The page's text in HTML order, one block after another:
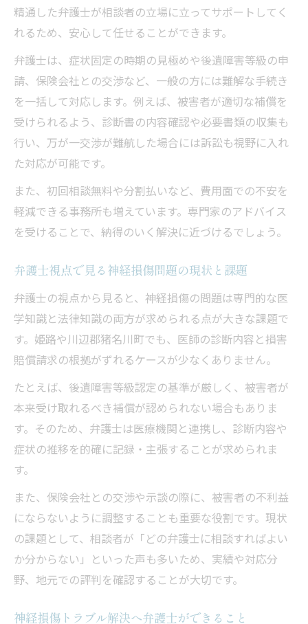
弁護士と相談時に準備すべき情報まとめ
交通事故後の神経問題にも弁護士が力に
交通事故後の神経損傷に弁護士ができる支
援
弁護士が解決する交通事故の神経問題とは
交通事故被害者が弁護士へ相談すべき理由
交通事故と神経損傷の法的トラブル対応法
弁護士が交通事故相談で重視するポイント
初めてでも安心の弁護士相談方法
弁護士相談が初めての方も安心できる流れ
弁護士への問い合わせ前に準備すること
神経損傷相談で弁護士に伝えるべき内容
無料相談を上手に活用する弁護士相談術
精通した弁護士が相談者の立場に立ってサポートしてく
れるため、安心して任せることができます。
弁護士は、症状固定の時期の見極めや後遺障害等級の申
請、保険会社との交渉など、一般の方には難解な手続き
を一括して対応します。例えば、被害者が適切な補償を
受けられるよう、診断書の内容確認や必要書類の収集も
行い、万が一交渉が難航した場合には訴訟も視野に入れ
た対応が可能です。
また、初回相談無料や分割払いなど、費用面での不安を
軽減できる事務所も増えています。専門家のアドバイス
を受けることで、納得のいく解決に近づけるでしょう。
弁護士視点で見る神経損傷問題の現状と課題
弁護士の視点から見ると、神経損傷の問題は専門的な医
学知識と法律知識の両方が求められる点が大きな課題で
す。姫路や川辺郡猪名川町でも、医師の診断内容と損害
賠償請求の根拠がずれるケースが少なくありません。
たとえば、後遺障害等級認定の基準が厳しく、被害者が
本来受け取れるべき補償が認められない場合もありま
す。そのため、弁護士は医療機関と連携し、診断内容や
症状の推移を的確に記録・主張することが求められま
す。
また、保険会社との交渉や示談の際に、被害者の不利益
にならないように調整することも重要な役割です。現状
の課題として、相談者が「どの弁護士に相談すればよい
か分からない」といった声も多いため、実績や対応分
野、地元での評判を確認することが大切です。
神経損傷トラブル解決へ弁護士ができること